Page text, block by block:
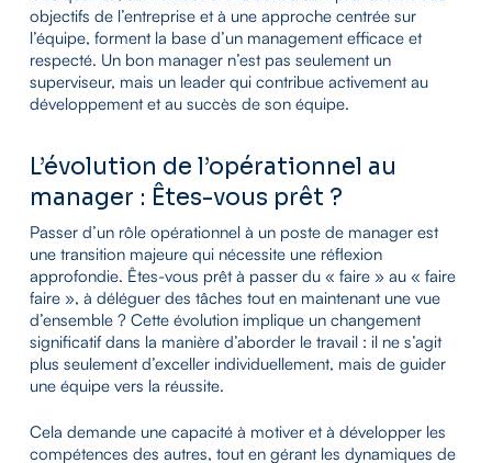
objectifs de l’entreprise et à une approche centrée sur
l’équipe, forment la base d’un management efficace et
respecté. Un bon manager n’est pas seulement un
superviseur, mais un leader qui contribue activement au
développement et au succès de son équipe.
L’évolution de l’opérationnel au
manager : Êtes-vous prêt ?
Passer d’un rôle opérationnel à un poste de manager est
une transition majeure qui nécessite une réflexion
approfondie. Êtes-vous prêt à passer du « faire » au « faire
faire », à déléguer des tâches tout en maintenant une vue
d’ensemble ? Cette évolution implique un changement
significatif dans la manière d’aborder le travail : il ne s’agit
plus seulement d’exceller individuellement, mais de guider
une équipe vers la réussite.
Cela demande une capacité à motiver et à développer les
compétences des autres, tout en gérant les dynamiques de